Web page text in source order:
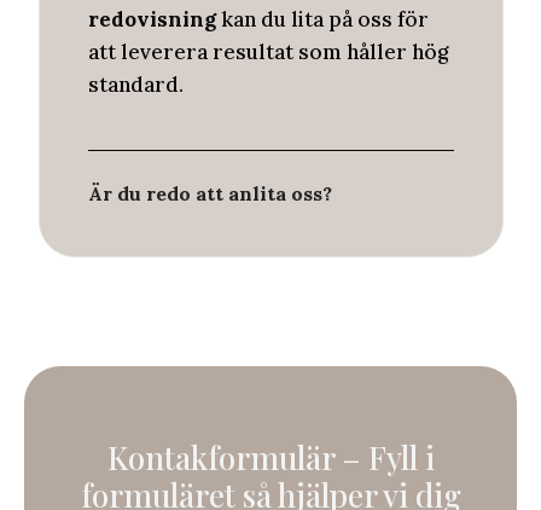
redovisningkan du lita på oss för
att leverera resultat som håller hög
standard.
Är du redo att anlita oss?
Kontakformulär – Fyll i
formuläret så hjälper vi dig